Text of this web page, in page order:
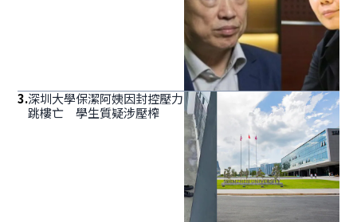
3.深圳大學保潔阿姨因封控壓力
跳樓亡 學生質疑涉壓榨